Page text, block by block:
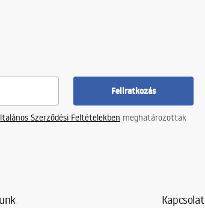
Feliratkozás
Szerződési Feltételekben meghatározottak
Kapcsolat